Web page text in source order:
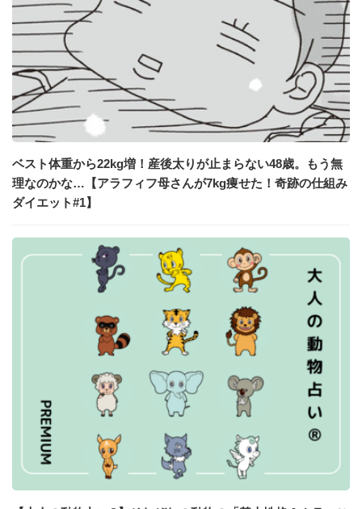
ベスト体重から22kg増！産後太りが止まらない48歳。もう無
理なのかな…【アラフィフ母さんが7kg痩せた！奇跡の仕組み
ダイエット#1】